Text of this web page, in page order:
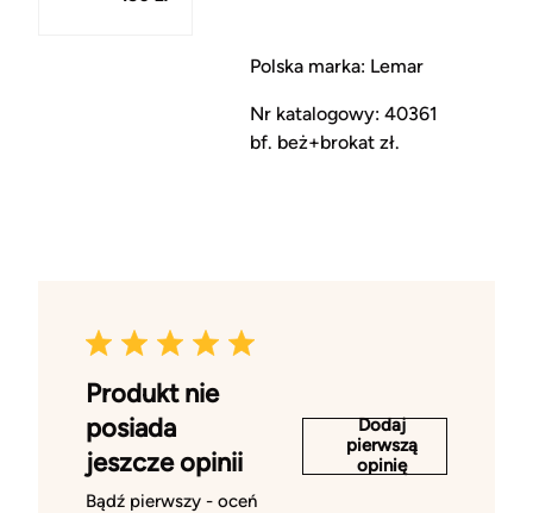
Polska marka: Lemar
Nr katalogowy: 40361
bf. beż+brokat zł.
Produkt nie
posiada
jeszcze opinii
Bądź pierwszy - oceń
Dodaj
pierwszą
opinię